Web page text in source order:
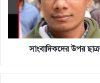
নিন্দা
সাংবাদিকদের উপর